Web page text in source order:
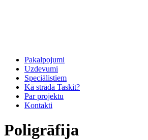
Pakalpojumi
Uzdevumi
Speciālistiem
Kā strādā Taskit?
Par projektu
Kontakti
Poligrāfija